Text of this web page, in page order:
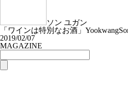
ソン ユガン
「ワインは特別なお酒」
2019/02/07
MAGAZINE